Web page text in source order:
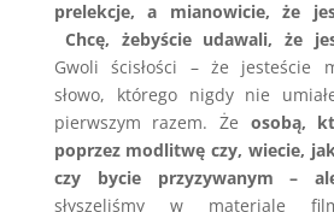
prelekcje, a mianowicie, że
Chcę, żebyście udawali, że
Gwoli ścisłości – że jesteście
słowo, którego nigdy nie
pierwszym razem. Że osobą,
poprzez modlitwę czy, wiecie,
czy bycie przyzywanym –
słyszeliśmy w materiale